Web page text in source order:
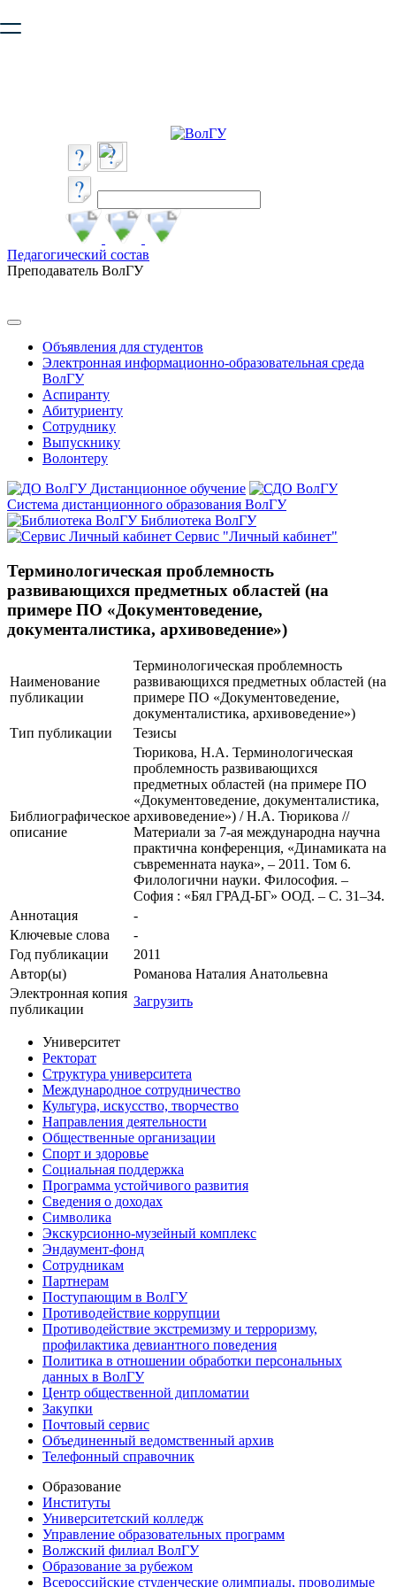
безопасную работу с сайтом. Пожалуйста
Педагогический состав
Преподаватель ВолГУ
Объявления для студентов
Электронная информационно-образовательная среда
ВолГУ
Аспиранту
Абитуриенту
Сотруднику
Выпускнику
Волонтеру
Дистанционное обучение
Система дистанционного образования ВолГУ
Библиотека ВолГУ
Сервис "Личный кабинет"
Терминологическая проблемность
развивающихся предметных областей (на
примере ПО «Документоведение,
документалистика, архивоведение»)
Наименование
публикации
Терминологическая проблемность
развивающихся предметных областей (на
примере ПО «Документоведение,
документалистика, архивоведение»)
Тип публикации
Тезисы
Библиографическое
описание
Тюрикова, Н.А. Терминологическая
проблемность развивающихся
предметных областей (на примере ПО
«Документоведение, документалистика,
архивоведение») / Н.А. Тюрикова //
Материали за 7-ая международна научна
практична конференция, «Динамиката на
съвременната наука», – 2011. Том 6.
Филологични науки. Философия. –
София : «Бял ГРАД-БГ» ООД. – С. 31–34.
Аннотация
-
Ключевые cлова
-
Год публикации
2011
Автор(ы)
Романова Наталия Анатольевна
Электронная копия
публикации
Загрузить
Университет
Ректорат
Структура университета
Международное сотрудничество
Культура, искусство, творчество
Направления деятельности
Общественные организации
Спорт и здоровье
Социальная поддержка
Программа устойчивого развития
Сведения о доходах
Символика
Экскурсионно-музейный комплекс
Эндаумент-фонд
Сотрудникам
Партнерам
Поступающим в ВолГУ
Противодействие коррупции
Противодействие экстремизму и терроризму,
профилактика девиантного поведения
Политика в отношении обработки персональных
данных в ВолГУ
Центр общественной дипломатии
Закупки
Почтовый сервис
Объединенный ведомственный архив
Телефонный справочник
Образование
Институты
Университетский колледж
Управление образовательных программ
Волжский филиал ВолГУ
Образование за рубежом
Всероссийские студенческие олимпиады, проводимые